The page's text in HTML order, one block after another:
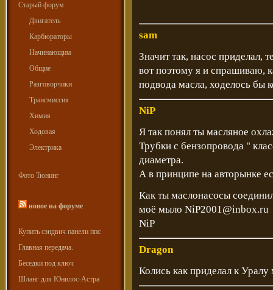
Старый форум
Двигатель
Карбюраторы
Начинающим
Общие
Разговорчики
Трансмиссия
Химия
Ходовая
Электрика
Фото Тюнинг
новое на форуме
Купить сэндвич панели ппс
Главная передача.
Беседки под ключ
Шланг для Юнилос-Астра
sam
Значит так, насос приделал,
вот поэтому я и спрашиваю,
подвода масла, ходелось бы
NiP
Я так понял ты масляное
Трубки с бензопровода "
диаметра.
А в принципе на авторынке
Как ты маслонасосы
моё мыло NiP2001@inbox.ru
NiP
Dragon
Колись как приделал к Уралу